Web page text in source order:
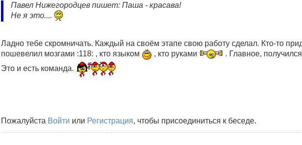
Павел Нижегородцев пишет: Паша - красава!
Не я это....
Ладно тебе скромничать. Каждый на своём этапе свою работу сделал. Кто-то
пошевелил мозгами :118: , кто языком
, кто руками
. Главное, получился
Это и есть команда.
Пожалуйста Войти или Регистрация, чтобы присоединиться к беседе.